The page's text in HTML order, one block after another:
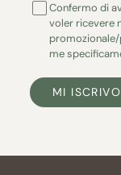
Confermo di
voler ricevere
me
MI ISCRIVO